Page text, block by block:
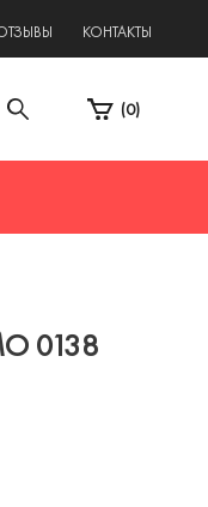
КОНТАКТЫ
(0)
0138